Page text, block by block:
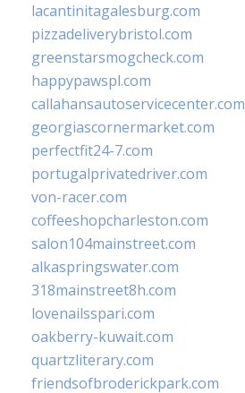
lacantinitagalesburg.com
pizzadeliverybristol.com
greenstarsmogcheck.com
happypawspl.com
callahansautoservicecenter.com
georgiascornermarket.com
perfectfit24-7.com
portugalprivatedriver.com
von-racer.com
coffeeshopcharleston.com
salon104mainstreet.com
alkaspringswater.com
318mainstreet8h.com
lovenailsspari.com
oakberry-kuwait.com
quartzliterary.com
friendsofbroderickpark.com